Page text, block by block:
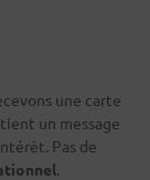
une carte
un message
Pas de
.